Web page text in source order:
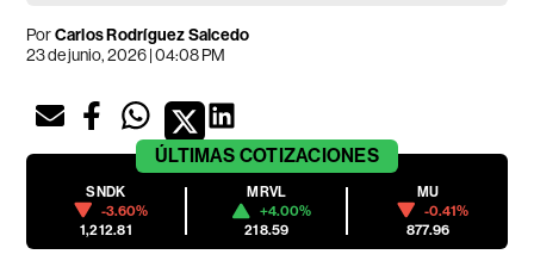
PorCarlos Rodríguez Salcedo
23 de junio, 2026 | 04:08 PM
ÚLTIMAS COTIZACIONES
SNDK
-3.60%
1,212.81
MRVL
+4.00%
218.59
MU
-0.41%
877.96